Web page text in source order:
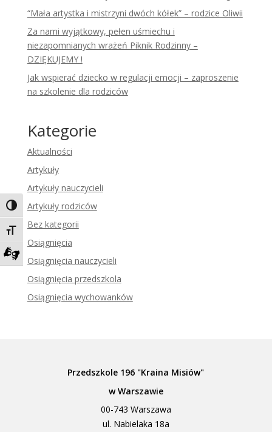
Toggle High Contrast
Toggle Font size
Zadzwoń do tłumacza języka migowego
“Mała artystka i mistrzyni dwóch kółek” – rodzice Oliwii
Za nami wyjątkowy, pełen uśmiechu i
niezapomnianych wrażeń Piknik Rodzinny –
DZIĘKUJEMY !
Jak wspierać dziecko w regulacji emocji – zaproszenie
na szkolenie dla rodziców
Kategorie
Aktualności
Artykuły
Artykuły nauczycieli
Artykuły rodziców
Bez kategorii
Osiągnięcia
Osiągnięcia nauczycieli
Osiągnięcia przedszkola
Osiągnięcia wychowanków
Przedszkole 196 "Kraina Misiów"
w Warszawie
00-743 Warszawa
ul. Nabielaka 18a